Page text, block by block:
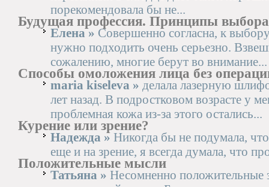
порекомендовала бы не...
Будущая профессия. Принципы выбора
Елена » Совершенно согласна, к
нужно подходить очень серьезно.
сожалению, многие берут во внимание...
Способы омоложения лица без
maria kiseleva » делала лазерную
лет назад. В подростковом возрасте у
проблемная кожа из-за этого остались...
Курение или зрение?
Надежда » Никогда бы не подумала,
еще и на зрение, я всегда думала, что
Положительные мысли
Татьяна » Несомненно